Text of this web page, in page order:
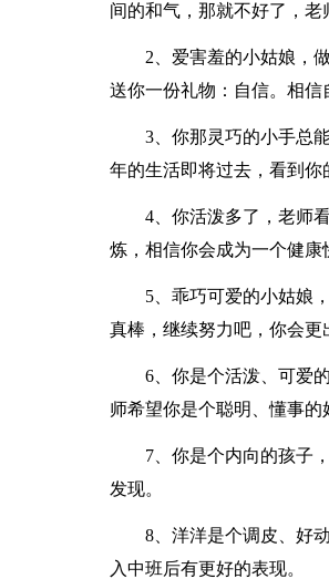
间的和气，那就不好了，老
2、爱害羞的小姑娘，
送你一份礼物：自信。相信
3、你那灵巧的小手总
年的生活即将过去，看到你
4、你活泼多了，老师
炼，相信你会成为一个健康
5、乖巧可爱的小姑娘
真棒，继续努力吧，你会更
6、你是个活泼、可爱
师希望你是个聪明、懂事的
7、你是个内向的孩子
发现。
8、洋洋是个调皮、好
入中班后有更好的表现。